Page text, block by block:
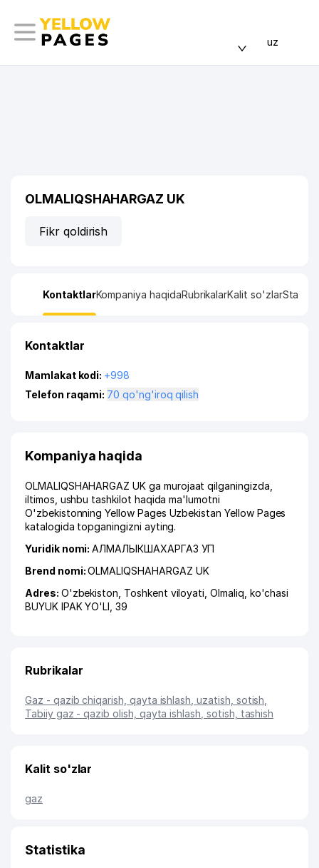
uz
OLMALIQSHAHARGAZ UK
Fikr qoldirish
KontaktlarKompaniya haqidaRubrikalarKalit so'zlar
Kontaktlar
Mamlakat kodi: +998
Telefon raqami:
70 qo'ng'iroq qilish
Kompaniya haqida
OLMALIQSHAHARGAZ UK ga murojaat qilganingizda,
iltimos, ushbu tashkilot haqida ma'lumotni
O'zbekistonning Yellow Pages Uzbekistan Yellow Pages
katalogida topganingizni ayting.
Yuridik nomi:АЛМАЛЫКШАХАРГАЗ УП
Brend nomi:OLMALIQSHAHARGAZ UK
Adres: O'zbekiston, Toshkent viloyati ,Olmaliq ko'chasi
BUYUK IPAK YO'LI , 39
Rubrikalar
Gaz - qazib chiqarish, qayta ishlash, uzatish, sotish
Tabiiy gaz - qazib olish, qayta ishlash, sotish, tashish
Kalit so'zlar
gaz
Statistika